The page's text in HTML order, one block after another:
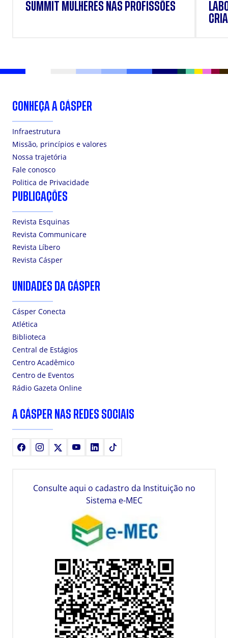
SUMMIT MULHERES NAS PROFISSÕES
CONHEÇA A CÁSPER
Infraestrutura
Missão, princípios e valores
Nossa trajetória
Fale conosco
Politica de Privacidade
PUBLICAÇÕES
Revista Esquinas
Revista Communicare
Revista Líbero
Revista Cásper
UNIDADES DA CÁSPER
Cásper Conecta
Atlética
Biblioteca
Central de Estágios
Centro Acadêmico
Centro de Eventos
Rádio Gazeta Online
A CÁSPER NAS REDES SOCIAIS
FacebookInstagram YoutubeLinkedIn
Consulte aqui o cadastro da Instituição no
Sistema e-MEC